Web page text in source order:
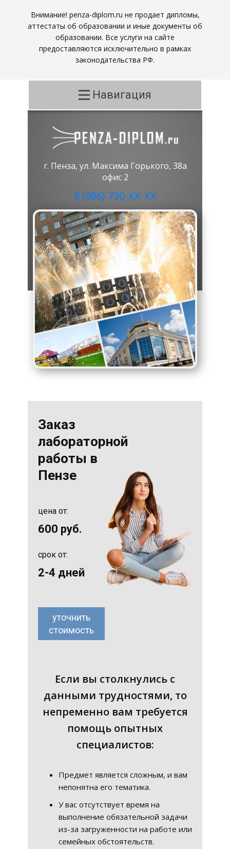
Внимание! penza-diplom.ru не продает дипломы,
аттестаты об образовании и иные документы об
образовании. Все услуги на сайте
предоставляются исключительно в рамках
законодательства РФ.
Навигация
г. Пенза, ул. Максима Горького, 38а
офис 2
8 (986) 730-ХХ-ХХ
Заказ
лабораторной
работы в
Пензе
цена от:
600 руб.
срок от:
2-4 дней
уточнить
стоимость
Если вы столкнулись с
данными трудностями, то
непременно вам требуется
помощь опытных
специалистов:
Предмет является сложным, и вам
непонятна его тематика.
У вас отсутствует время на
выполнение обязательной задачи
из-за загруженности на работе или
семейных обстоятельств.